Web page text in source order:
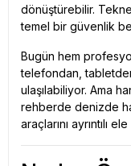
dönüştürebilir.
temel bir güvenlik
Bugün hem
telefondan,
ulaşılabiliyor. Ama
rehberde denizde
araçlarını ayrıntılı